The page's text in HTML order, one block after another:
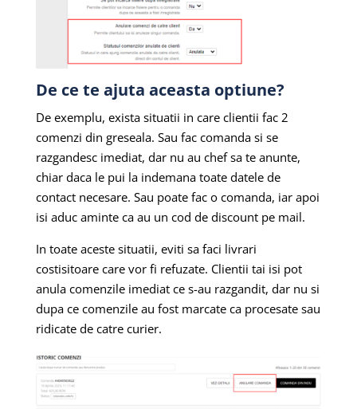
De ce te ajuta aceasta optiune?
De exemplu, exista situatii in care clientii fac 2
comenzi din greseala. Sau fac comanda si se
razgandesc imediat, dar nu au chef sa te anunte,
chiar daca le pui la indemana toate datele de
contact necesare. Sau poate fac o comanda, iar apoi
isi aduc aminte ca au un cod de discount pe mail.
In toate aceste situatii, eviti sa faci livrari
costisitoare care vor fi refuzate. Clientii tai isi pot
anula comenzile imediat ce s-au razgandit, dar nu si
dupa ce comenzile au fost marcate ca procesate sau
ridicate de catre curier.